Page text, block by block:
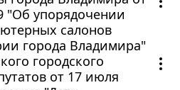
"Об упорядочении
салонов
города Владимира"
городского
от 17 июля